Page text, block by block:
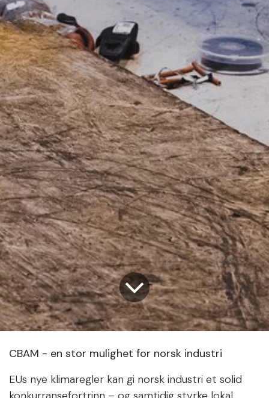
CBAM - en stor mulighet for norsk industri
EUs nye klimaregler kan gi norsk industri et solid